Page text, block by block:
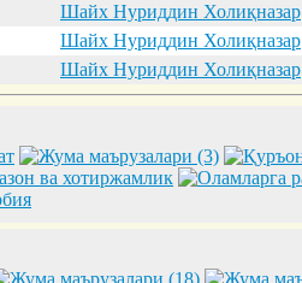
Шайх Нуриддин Холиқназар
Шайх Нуриддин Холиқназар
Шайх Нуриддин Холиқназар